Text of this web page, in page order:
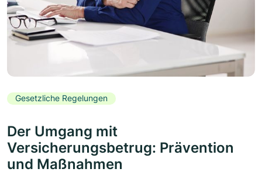
Gesetzliche Regelungen
Der Umgang mit
Versicherungsbetrug: Prävention
und Maßnahmen